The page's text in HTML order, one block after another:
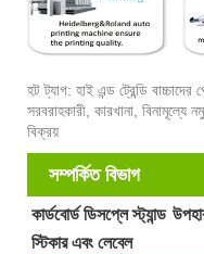
হট ট্যাগ: হাই এন্ড ট্রেন্ডি
সরবরাহকারী, কারখানা, বিনামূল্যে
বিক্রয়
সম্পর্কিত বিভাগ
কার্ডবোর্ড ডিসপ্লে স্ট্যান্ড
স্টিকার এবং লেবেল